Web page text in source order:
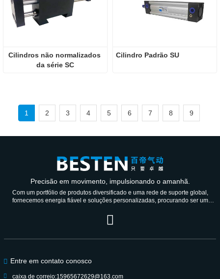
Cilindros não normalizados
da série SC
Cilindro Padrão SU
1 2 3 4 5 6 7 8 9
Precisão em movimento, impulsionando o amanhã.
Com um portfólio de produtos diversificado e uma rede de suporte global,
fornecemos energia fiável e soluções personalizadas, procurando ser um
Entre em contato conosco
caixa de correio:15965672629@163.com